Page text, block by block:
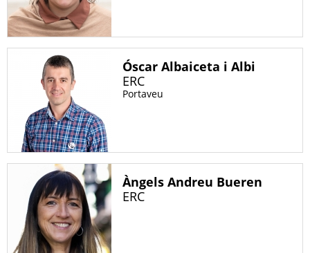
Óscar Albaiceta i Albi
ERC
Portaveu
Àngels Andreu Bueren
ERC